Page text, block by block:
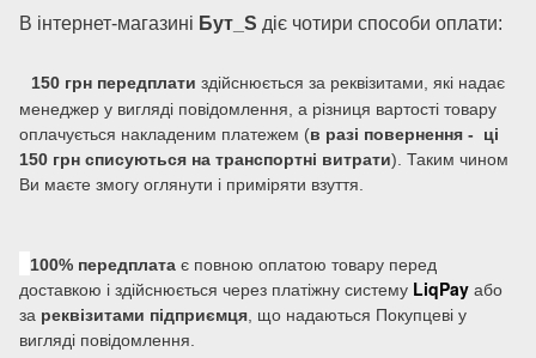
В інтернет-магазині Бут_S діє чотири способи оплати:
150 грн передплати здійснюється за реквізитами, які надає
менеджер у вигляді повідомлення, а різниця вартості товару
оплачується накладеним платежем (в разі повернення - ці
150 грн списуються на транспортні витрати). Таким чином
Ви маєте змогу оглянути і приміряти взуття.
100% передплата є повною оплатою товару перед
доставкою і здійснюється через платіжну систему LiqPay або
за реквізитами підприємця , що надаються Покупцеві у
вигляді повідомлення.